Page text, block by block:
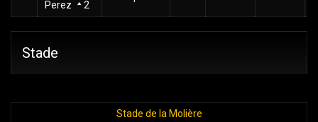
Perez
2
Stade
Stade de la Molière